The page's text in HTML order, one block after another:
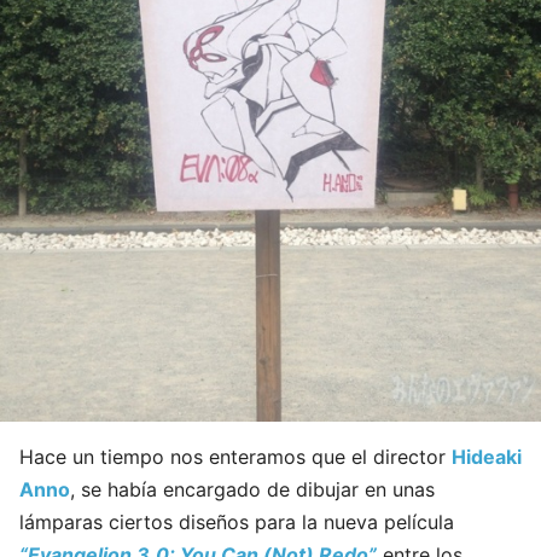
Hace un tiempo nos enteramos que el director Hideaki
Anno, se había encargado de dibujar en unas
lámparas ciertos diseños para la nueva película